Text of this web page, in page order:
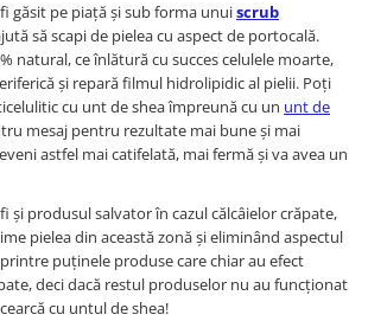
găsit pe piață și sub forma unuiscrub
să scapi de pielea cu aspect de portocală.
natural, ce înlătură cu succes celulele moarte,
și repară filmul hidrolipidic al pielii. Poți
cu unt de shea împreună cu un unt de
mesaj pentru rezultate mai bune și mai
astfel mai catifelată, mai fermă și va avea un
și produsul salvator în cazul călcâielor crăpate,
pielea din această zonă și eliminând aspectul
puținele produse care chiar au efect
deci dacă restul produselor nu au funcționat
cu untul de shea!